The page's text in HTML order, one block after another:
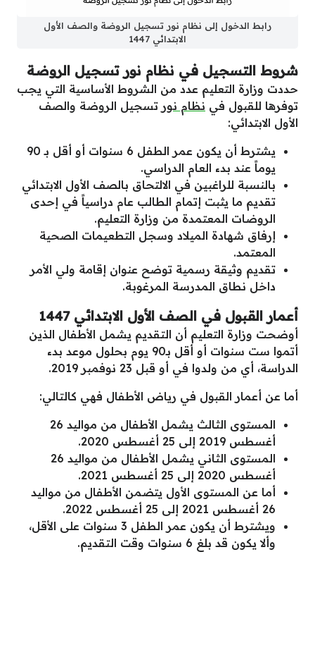
رابط الدخول إلى نظام نور تسجيل الروضة والصف الأول
الابتدائي 1447
شروط التسجيل في نظام نور تسجيل الروضة
حددت وزارة التعليم عدد من الشروط الأساسية التي يجب
توفرها للقبول في نظام نور تسجيل الروضة والصف
الأول الابتدائي:
يشترط أن يكون عمر الطفل 6 سنوات أو أقل بـ 90
يوماً عند بدء العام الدراسي.
بالنسبة للراغبين في الالتحاق بالصف الأول الابتدائي
تقديم ما يثبت إتمام الطالب عام دراسياً في إحدى
الروضات المعتمدة من وزارة التعليم.
إرفاق شهادة الميلاد وسجل التطعيمات الصحية
المعتمد.
تقديم وثيقة رسمية توضح عنوان إقامة ولي الأمر
داخل نطاق المدرسة المرغوبة.
أعمار القبول في الصف الأول الابتدائي 1447
أوضحت وزارة التعليم أن التقديم يشمل الأطفال الذين
أتموا ست سنوات أو أقل بـ90 يوم بحلول موعد بدء
الدراسة، أي من ولدوا في أو قبل 23 نوفمبر 2019.
أما عن أعمار القبول في رياض الأطفال فهي كالتالي:
المستوى الثالث يشمل الأطفال من مواليد 26
أغسطس 2019 إلى 25 أغسطس 2020.
المستوى الثاني يشمل الأطفال من مواليد 26
أغسطس 2020 إلى 25 أغسطس 2021.
أما عن المستوى الأول يتضمن الأطفال من مواليد
26 أغسطس 2021 إلى 25 أغسطس 2022.
ويشترط أن يكون عمر الطفل 3 سنوات على الأقل،
وألا يكون قد بلغ 6 سنوات وقت التقديم.